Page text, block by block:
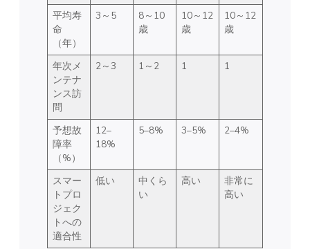
平均寿
命
（年）
3～5
8～10
歳
10～12
歳
10～12
歳
年次メ
ンテナ
ンス訪
問
2～3 1～2 1 1
予想故
障率
（%）
12–
18%
5–8% 3–5% 2–4%
スマー
トプロ
ジェク
トへの
適合性
低い
中くら
い
高い
非常に
高い